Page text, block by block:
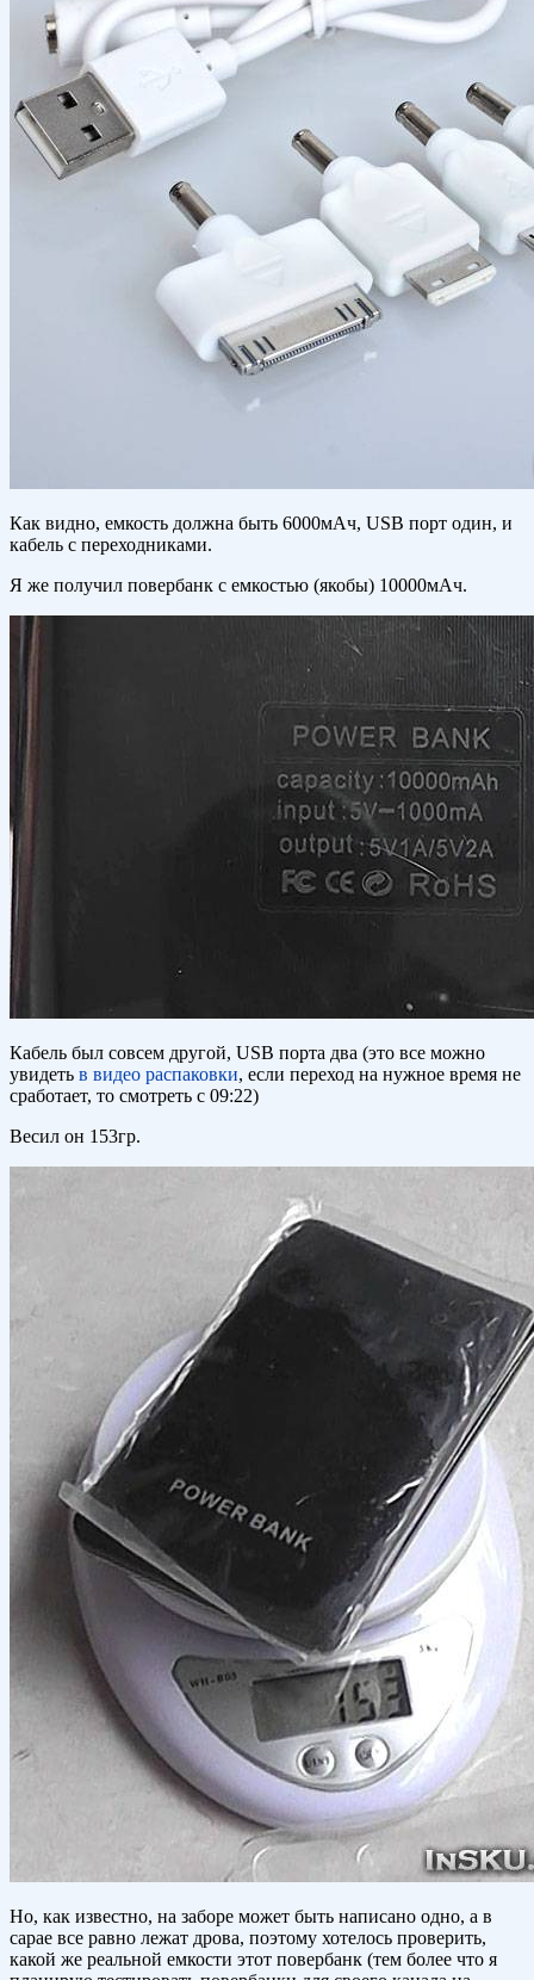
Как видно, емкость должна быть 6000мАч, USB порт один, и
кабель с переходниками.
Я же получил повербанк с емкостью (якобы) 10000мАч.
Кабель был совсем другой, USB порта два (это все можно
увидеть в видео распаковки, если переход на нужное время не
сработает, то смотреть с 09:22)
Весил он 153гр.
Но, как известно, на заборе может быть написано одно, а в
сарае все равно лежат дрова, поэтому хотелось проверить,
какой же реальной емкости этот повербанк (тем более что я